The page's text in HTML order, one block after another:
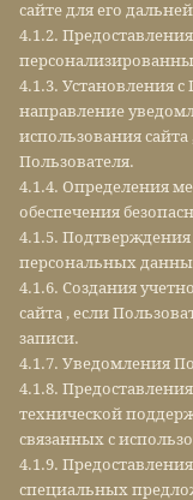
сайте для его
4.1.2.
4.1.3. Установления
направление
использования сайта
Пользователя.
4.1.4. Определения
обеспечения
4.1.5.
персональных
4.1.6. Создания
сайта , если
записи.
4.1.7. Уведомления
4.1.8.
технической
связанных с
4.1.9.
специальных